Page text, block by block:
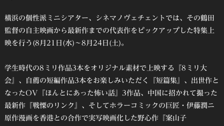
横浜の個性派ミニシアター、シネマノヴェチェントでは、その鶴田
監督の自主映画から最新作までの代表作をピックアップした特集上
映を行う(8月21日(水)～8月24日(土)。
学生時代の8ミリ作品3本をオリジナル素材で上映する『8ミリ大
会』、自薦の短編作品3本をお楽しみいただく『短篇集』、出世作と
なったOV『ほんとにあった怖い話』3作品、中国に招かれて撮った
最新作『戦慄のリンク』、そしてホラーコミックの巨匠・伊藤潤ニ
原作漫画を香港との合作で実写映画化した野心作『案山子